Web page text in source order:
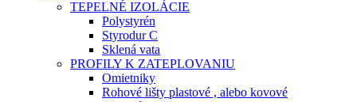
TEPELNÉ IZOLÁCIE
Polystyrén
Styrodur C
Sklená vata
PROFILY K ZATEPLOVANIU
Omietniky
Rohové lišty plastové , alebo kovové